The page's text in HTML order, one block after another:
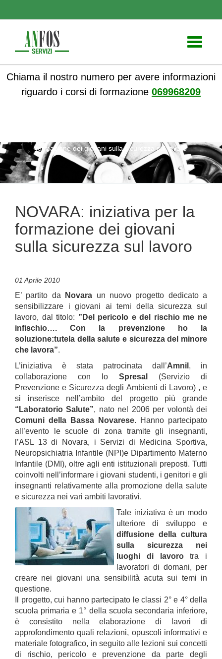
Toggle
Chiama il nostro numero per avere informazioni
riguardo i corsi di formazione 069968209
formazione dei giovani sulla sicurezza sul lavoro
NOVARA: iniziativa per la
formazione dei giovani
sulla sicurezza sul lavoro
01 Aprile 2010
E’ partito da Novara un nuovo progetto dedicato a
sensibilizzare i giovani ai temi della sicurezza sul
lavoro, dal titolo: ”Del pericolo e del rischio me ne
infischio…. Con la prevenzione ho la
soluzione:tutela della salute e sicurezza del minore
che lavora”.
L’iniziativa è stata patrocinata dall’Amnil , in
collaborazione con lo Spresal
(Servizio di
Prevenzione e Sicurezza degli Ambienti di Lavoro) , e
si inserisce nell’ambito del progetto più grande
“Laboratorio Salute”, nato nel 2006 per volontà dei
Comuni della Bassa Novarese. Hanno partecipato
all’evento le scuole di zona tramite gli insegnanti,
l’ASL 13 di Novara, i Servizi di Medicina Sportiva,
Neuropsichiatria Infantile (NPI)e Dipartimento Materno
Infantile (DMI), oltre agli enti istituzionali preposti. Tutti
coinvolti nell’informare i giovani studenti, i genitori e gli
insegnanti relativamente alla promozione della salute
e sicurezza nei vari ambiti lavorativi.
Tale iniziativa è un modo
ulteriore di sviluppo e
diffusione della cultura
sulla sicurezza nei
luoghi di lavorotra i
lavoratori di domani, per
creare nei giovani una sensibilità acuta sui temi in
questione.
Il progetto, cui hanno partecipato le classi 2° e 4° della
scuola primaria e 1° della scuola secondaria inferiore,
è consistito nella elaborazione di lavori di
approfondimento quali relazioni, opuscoli informativi e
materiale fotografico, in seguito alle lezioni sui concetti
di rischio, pericolo e prevenzione da parte degli